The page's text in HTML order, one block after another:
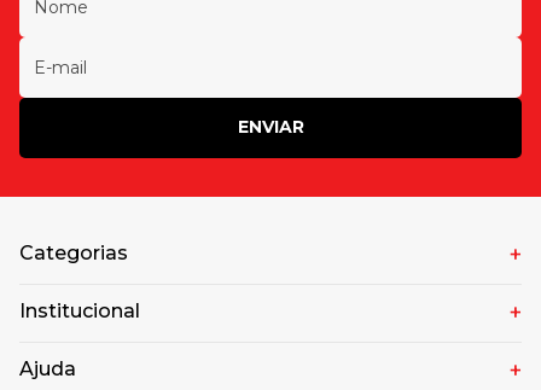
ENVIAR
Categorias
Institucional
Ajuda